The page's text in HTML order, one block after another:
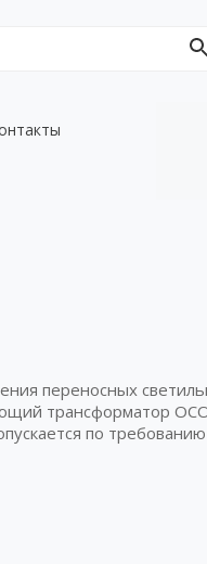
переносных
трансформатор
по требованию